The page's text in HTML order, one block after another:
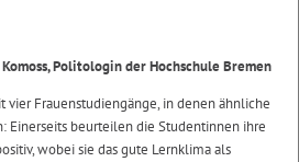
Politologin der Hochschule Bremen
vier Frauenstudiengänge, in denen ähnliche
Einerseits beurteilen die Studentinnen ihre
wobei sie das gute Lernklima als